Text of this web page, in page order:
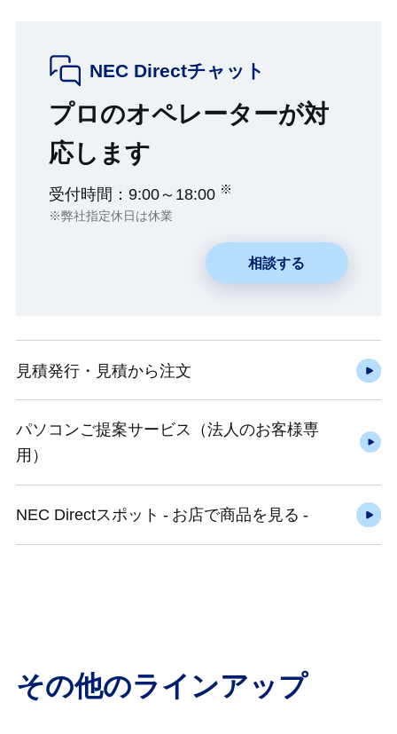
NEC Directチャット
プロのオペレーターが対
応します
受付時間：9:00～18:00 ※
※弊社指定休日は休業
相談する
見積発行・見積から注文
パソコンご提案サービス（法人のお客様専
用）
NEC Directスポット - お店で商品を見る -
その他のラインアップ